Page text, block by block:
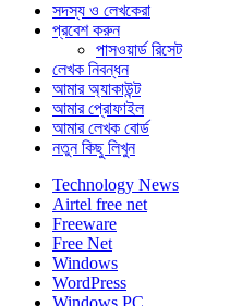
সদস্য ও লেখকেরা
প্রবেশ করুন
পাসওয়ার্ড রিসেট
লেখক নিবন্ধন
আমার অ্যাকাউন্ট
আমার প্রোফাইল
আমার লেখক বোর্ড
নতুন কিছু লিখুন
Technology News
Airtel free net
Freeware
Free Net
Windows
WordPress
Windows PC